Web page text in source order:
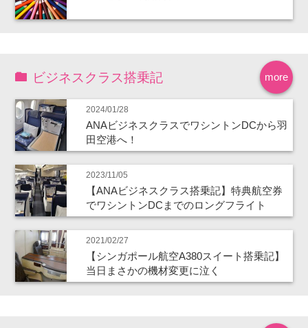
more
ビジネスクラス搭乗記
2024/01/28
ANAビジネスクラスでワシントンDCから羽
田空港へ！
2023/11/05
【ANAビジネスクラス搭乗記】特典航空券
でワシントンDCまでのロングフライト
2021/02/27
【シンガポール航空A380スイート搭乗記】
当日まさかの機材変更に泣く